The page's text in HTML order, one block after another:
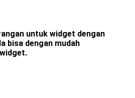
untuk widget dengan
bisa dengan mudah